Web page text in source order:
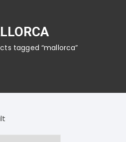
tagged “mallorca”